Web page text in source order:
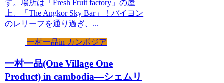
す。場所は「Fresh Fruit factory」の屋
上、「The Angkor Sky Bar」！バイヨン
のレリーフを通り過ぎ、...
一村一品in カンボジア
一村一品(One Village One
Product) in cambodia—シェムリ